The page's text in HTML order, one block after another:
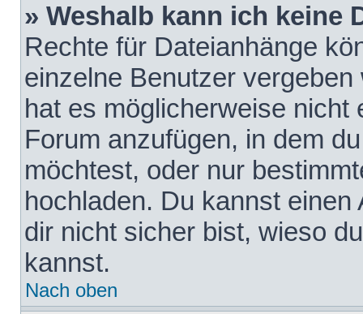
» Weshalb kann ich keine
Rechte für Dateianhänge
einzelne Benutzer
hat es möglicherweise nicht
Forum anzufügen, in dem
möchtest, oder nur
hochladen. Du kannst
dir nicht sicher bist, wieso
kannst.
Nach oben